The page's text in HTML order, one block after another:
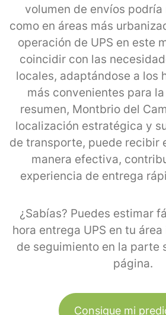
volumen de envíos podría
como en áreas más
operación de UPS en este
coincidir con las
locales, adaptándose a los
más convenientes para
resumen, Montbrio del
localización estratégica y
de transporte, puede recibir
manera efectiva,
experiencia de entrega
¿Sabías? Puedes estimar
hora entrega UPS en tu
de seguimiento en la parte
página.
Consigue mi